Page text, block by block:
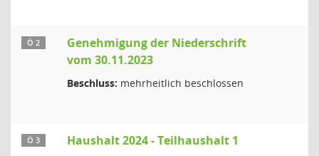
Ö 2
Genehmigung der Niederschrift
vom 30.11.2023
Beschluss: mehrheitlich beschlossen
Ö 3 Haushalt 2024 - Teilhaushalt 1